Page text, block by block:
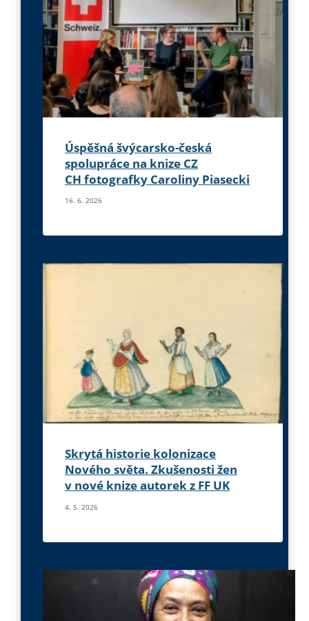
Úspěšná švýcarsko-česká
spolupráce na knize CZ
CH fotografky Caroliny Piasecki
16. 6. 2026
Skrytá historie kolonizace
Nového světa. Zkušenosti žen
v nové knize autorek z FF UK
4. 5. 2026